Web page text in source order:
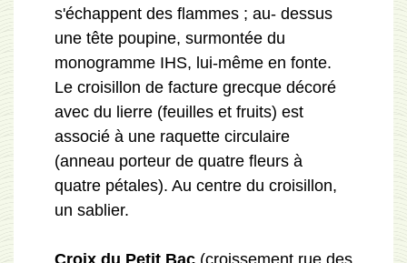
s'échappent des flammes ; au- dessus
une tête poupine, surmontée du
monogramme IHS, lui-même en fonte.
Le croisillon de facture grecque décoré
avec du lierre (feuilles et fruits) est
associé à une raquette circulaire
(anneau porteur de quatre fleurs à
quatre pétales). Au centre du croisillon,
un sablier.